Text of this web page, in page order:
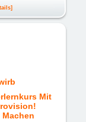
Mit
Machen